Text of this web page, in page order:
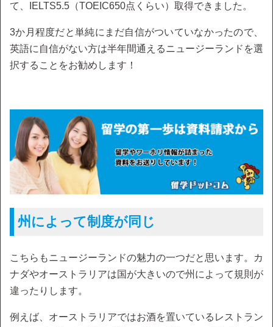
て、IELTS5.5（TOEIC650点くらい）取得できました。
3か月程度だと単純にまだ自信がついていなかったので、
英語に自信がない方は半年間通えるニュージーランドを選
択することをお勧めします！
州によって制度が同じ
こちらもニュージーランドの魅力の一つだと思います。カ
ナダやオーストラリアは国が大きいので州によって規則が
違ったりします。
例えば、オーストラリアではお酒を置いているレストラン